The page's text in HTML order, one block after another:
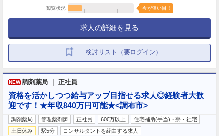
閲覧状況 今が狙い目！
求人の詳細を見る
検討リスト（要ログイン）
NEW 調剤薬局 ｜ 正社員
資格を活かしつつ給与アップ目指せる求人◎経験者大歓
迎です！★年収840万円可能★<調布市>
調剤薬局 管理薬剤師 正社員 600万以上
住宅補助(手当)・寮・社宅
土日休み
駅5分 コンサルタントを経由する求人